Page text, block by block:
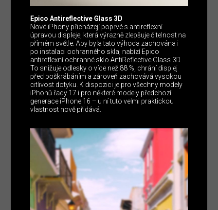
Epico Antireflective Glass 3D
Nové iPhony přicházejí poprvé s antireflexní
úpravou displeje, která výrazně zlepšuje čitelnost na
přímém světle. Aby byla tato výhoda zachována i
po instalaci ochranného skla, nabízí Epico
antireflexní ochranné sklo AntiReflective Glass 3D.
To snižuje odlesky o více než 88 %, chrání displej
před poškrábáním a zároveň zachovává vysokou
citlivost dotyku. K dispozici je pro všechny modely
iPhonů řady 17 i pro některé modely předchozí
generace iPhone 16 – u ní tuto velmi praktickou
vlastnost nově přidává.